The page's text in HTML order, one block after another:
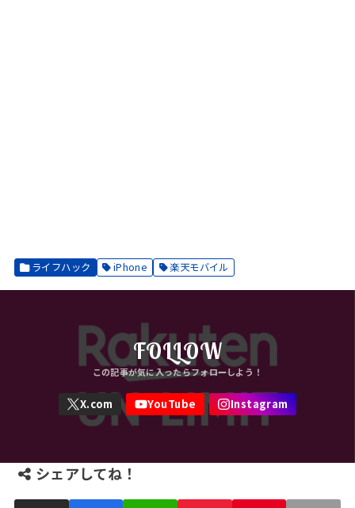
ライフハック iPhone 楽天モバイル
FOLLOW
シェアしてね！